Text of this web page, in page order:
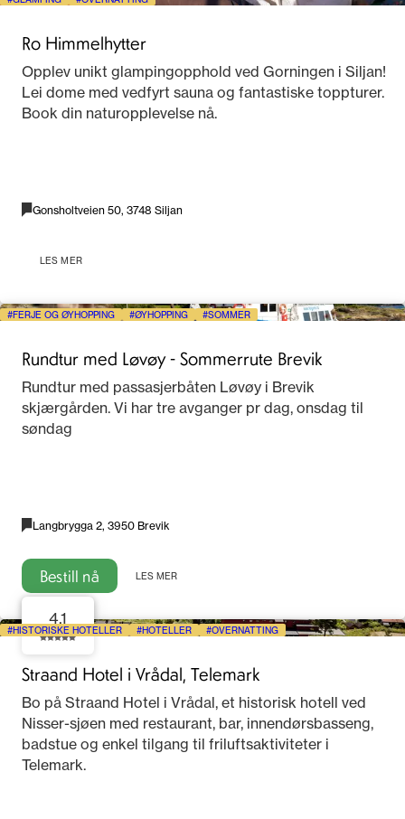
Ro Himmelhytter
Opplev unikt glampingopphold ved Gorningen i Siljan!
Lei dome med vedfyrt sauna og fantastiske toppturer.
Book din naturopplevelse nå.
Gonsholtveien 50, 3748 Siljan
LES MER
FERJE OG ØYHOPPING ØYHOPPING SOMMER
Rundtur med Løvøy - Sommerrute Brevik
Rundtur med passasjerbåten Løvøy i Brevik
skjærgården. Vi har tre avganger pr dag, onsdag til
søndag
Langbrygga 2, 3950 Brevik
Bestill nå LES MER
HISTORISKE HOTELLER HOTELLER OVERNATTING
4.1
Straand Hotel i Vrådal, Telemark
Bo på Straand Hotel i Vrådal, et historisk hotell ved
Nisser-sjøen med restaurant, bar, innendørsbasseng,
badstue og enkel tilgang til friluftsaktiviteter i
Telemark.